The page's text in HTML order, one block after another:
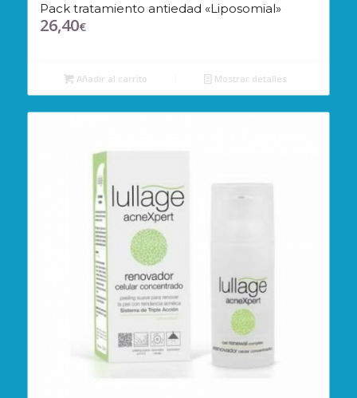
Pack tratamiento antiedad «Liposomial»
26,40€
Añadir al carrito Mostrar detalles